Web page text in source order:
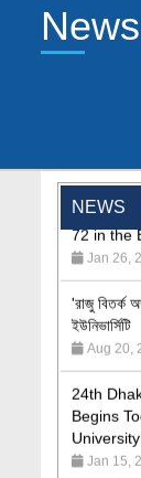
News
NEWS
72 in the
'রাজু বিতর্ক
ইউনিভার্সিটি
Aug 20,
24th
Begins
Jan 15,
9th